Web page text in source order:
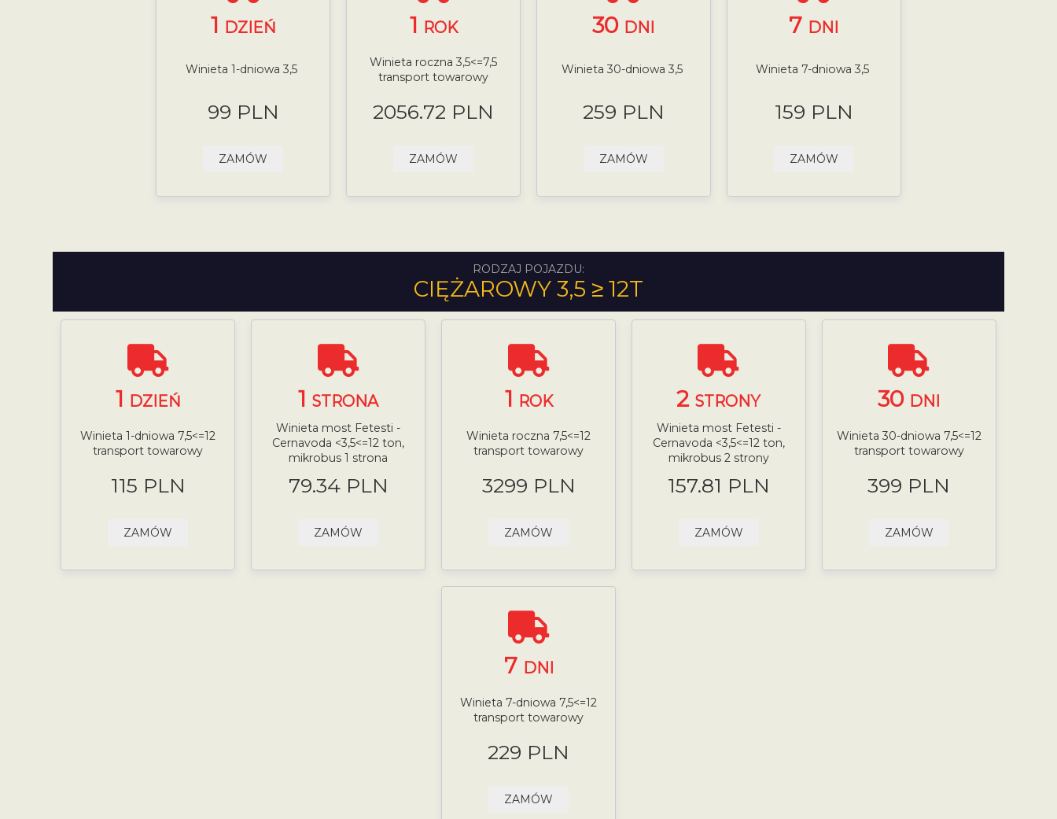
1 DZIEŃ
Winieta 1-dniowa 3,5
99 PLN
ZAMÓW
1 ROK
Winieta roczna 3,5<=7,5
transport towarowy
2056.72 PLN
ZAMÓW
30 DNI
Winieta 30-dniowa 3,5
259 PLN
ZAMÓW
7 DNI
Winieta 7-dniowa 3,5
159 PLN
ZAMÓW
RODZAJ POJAZDU:
CIĘŻAROWY 3,5 ≥ 12T
1 DZIEŃ
Winieta 1-dniowa 7,5<=12
transport towarowy
115 PLN
ZAMÓW
1 STRONA
Winieta most Fetesti -
Cernavoda <3,5<=12 ton,
mikrobus 1 strona
79.34 PLN
ZAMÓW
1 ROK
Winieta roczna 7,5<=12
transport towarowy
3299 PLN
ZAMÓW
2 STRONY
Winieta most Fetesti -
Cernavoda <3,5<=12 ton,
mikrobus 2 strony
157.81 PLN
ZAMÓW
30 DNI
Winieta 30-dniowa 7,5<=12
transport towarowy
399 PLN
ZAMÓW
7 DNI
Winieta 7-dniowa 7,5<=12
transport towarowy
229 PLN
ZAMÓW